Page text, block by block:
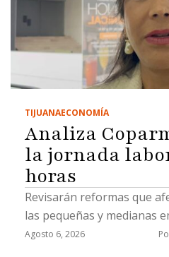
TIJUANAECONOMÍA
Analiza
la jornada
horas
Revisarán reformas que
las pequeñas y medianas
Agosto 6, 2026